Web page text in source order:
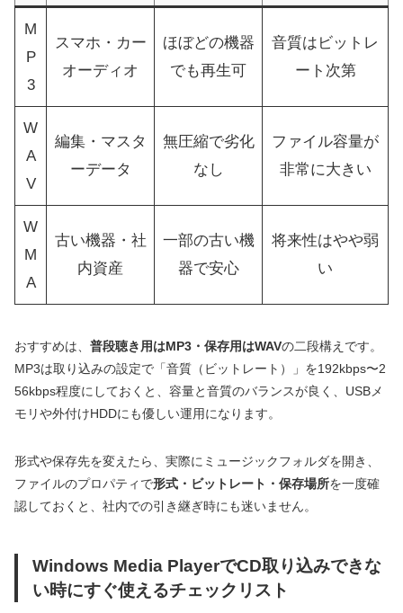
M
P
3
スマホ・カー
オーディオ
ほぼどの機器
でも再生可
音質はビットレ
ート次第
W
A
V
編集・マスタ
ーデータ
無圧縮で劣化
なし
ファイル容量が
非常に大きい
W
M
A
古い機器・社
内資産
一部の古い機
器で安心
将来性はやや弱
い
おすすめは、 普段聴き用はMP3・保存用はWAVの二段構えです。
MP3は取り込みの設定で「音質（ビットレート）」を192kbps〜2
56kbps程度にしておくと、容量と音質のバランスが良く、USBメ
モリや外付けHDDにも優しい運用になります。
形式や保存先を変えたら、実際にミュージックフォルダを開き、
ファイルのプロパティで形式・ビットレート・保存場所を一度確
認しておくと、社内での引き継ぎ時にも迷いません。
Windows Media PlayerでCD取り込みできな
い時にすぐ使えるチェックリスト